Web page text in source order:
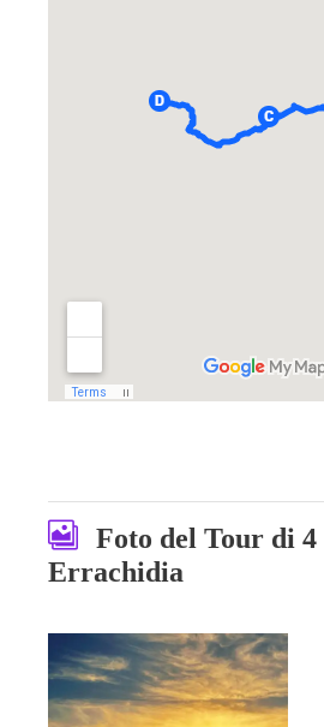
Foto del Tour di
Errachidia